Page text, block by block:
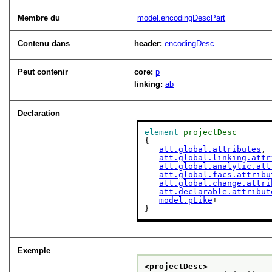
Membre du model.encodingDescPart
Contenu dans header:encodingDesc
Peut contenir core:p
linking:ab
Declaration
element
projectDesc
{
att.global.attributes ,
model.pLike+
}
Exemple
<projectDesc>